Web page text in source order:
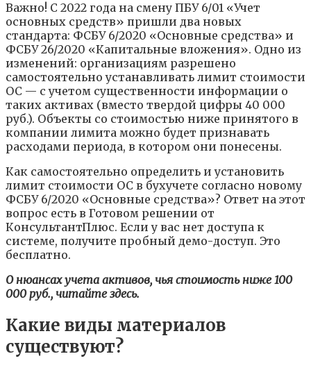
Важно! С 2022 года на смену ПБУ 6/01 «Учет
основных средств» пришли два новых
стандарта: ФСБУ 6/2020 «Основные средства» и
ФСБУ 26/2020 «Капитальные вложения». Одно из
изменений: организациям разрешено
самостоятельно устанавливать лимит стоимости
ОС — с учетом существенности информации о
таких активах (вместо твердой цифры 40 000
руб.). Объекты со стоимостью ниже принятого в
компании лимита можно будет признавать
расходами периода, в котором они понесены.
Как самостоятельно определить и установить
лимит стоимости ОС в бухучете согласно новому
ФСБУ 6/2020 «Основные средства»? Ответ на этот
вопрос есть в Готовом решении от
КонсультантПлюс. Если у вас нет доступа к
системе, получите пробный демо-доступ. Это
бесплатно.
О нюансах учета активов, чья стоимость ниже 100
000 руб., читайте здесь.
Какие виды материалов
существуют?